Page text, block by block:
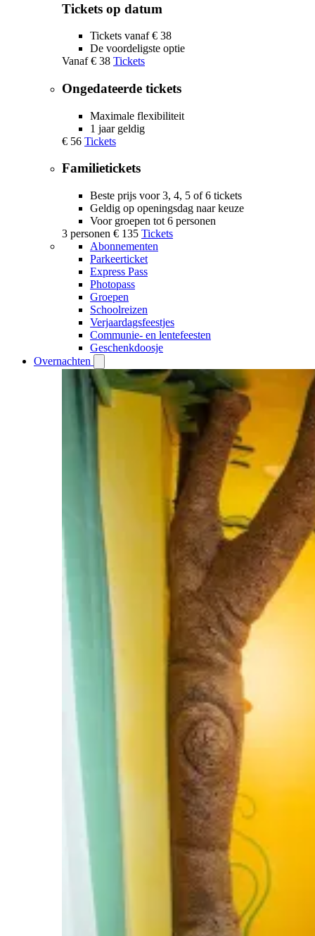
Tickets op datum
Tickets vanaf € 38
De voordeligste optie
Vanaf € 38 Tickets
Ongedateerde tickets
Maximale flexibiliteit
1 jaar geldig
€ 56 Tickets
Familietickets
Beste prijs voor 3, 4, 5 of 6 tickets
Geldig op openingsdag naar keuze
Voor groepen tot 6 personen
3 personen € 135 Tickets
Abonnementen
Parkeerticket
Express Pass
Photopass
Groepen
Schoolreizen
Verjaardagsfeestjes
Communie- en lentefeesten
Geschenkdoosje
Overnachten
Overnachten
submenu